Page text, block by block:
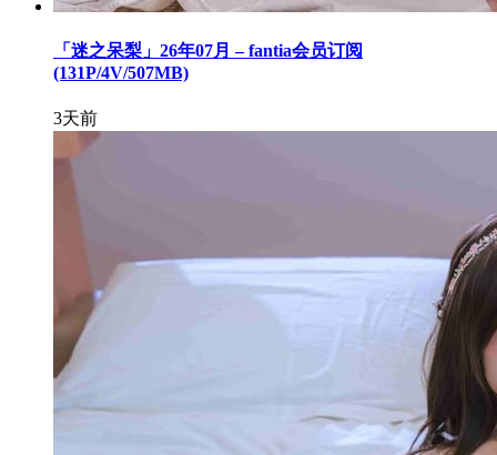
「迷之呆梨」26年07月 – fantia会员订阅
(131P/4V/507MB)
3天前